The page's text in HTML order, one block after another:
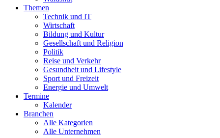
Themen
Technik und IT
Wirtschaft
Bildung und Kultur
Gesellschaft und Religion
Politik
Reise und Verkehr
Gesundheit und Lifestyle
Sport und Freizeit
Energie und Umwelt
Termine
Kalender
Branchen
Alle Kategorien
Alle Unternehmen